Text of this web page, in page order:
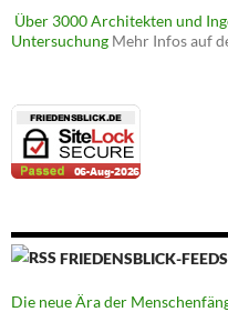
Über 3000 Architekten und
Untersuchung Mehr Infos auf
FRIEDENSBLICK-FEEDS
Die neue Ära der